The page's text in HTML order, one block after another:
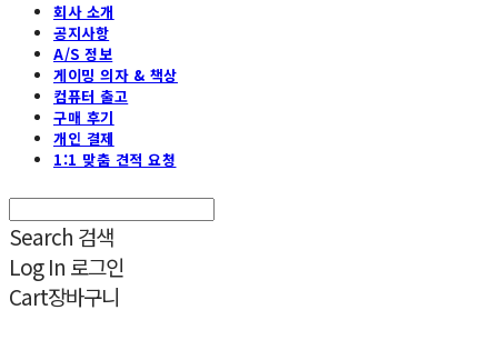
회사 소개
공지사항
A/S 정보
게이밍 의자 & 책상
컴퓨터 출고
구매 후기
개인 결제
1:1 맞춤 견적 요청
Search 검색
Log In 로그인
Cart장바구니